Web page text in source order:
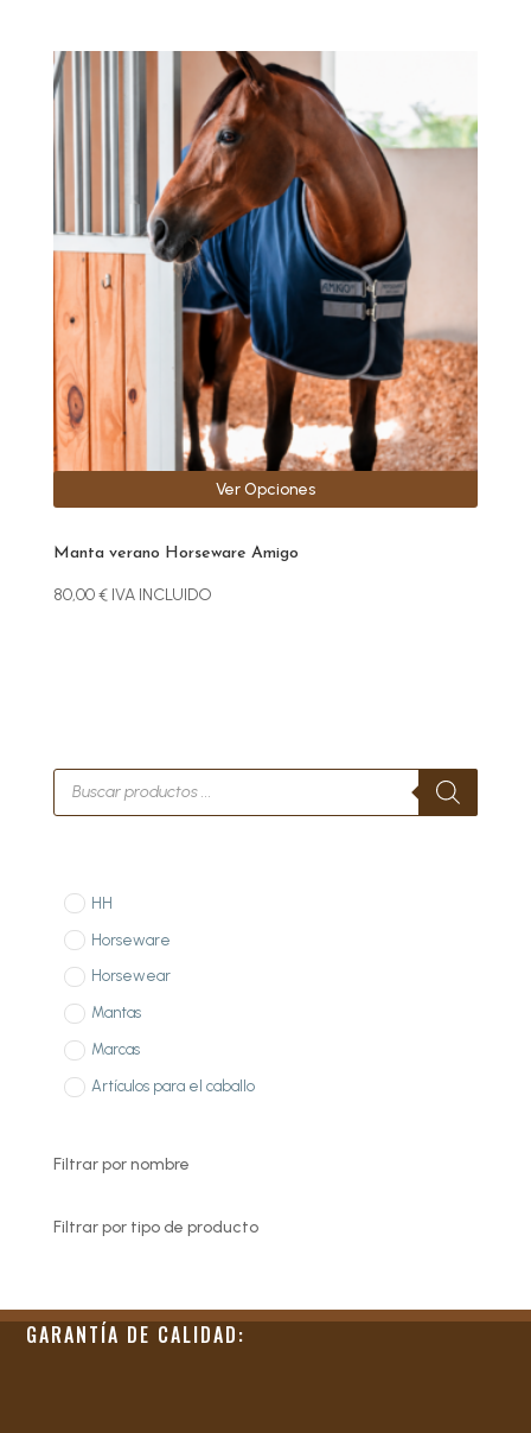
Manta verano Horseware Amigo
80,00€ IVA INCLUIDO
Ver Opciones
Este
producto
múltiples
opciones
se
pueden
elegir
en
la
página
de
producto
Búsqueda
productos
HH
Horseware
Horsewear
Mantas
Marcas
Artículos para el caballo
Filtrar por nombre
Filtrar por tipo de producto
GARANTÍA DE CALIDAD: